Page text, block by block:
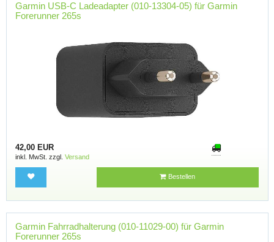
Garmin USB-C Ladeadapter (010-13304-05) für Garmin
Forerunner 265s
42,00 EUR
inkl. MwSt. zzgl. Versand
Bestellen
Garmin Fahrradhalterung (010-11029-00) für Garmin
Forerunner 265s